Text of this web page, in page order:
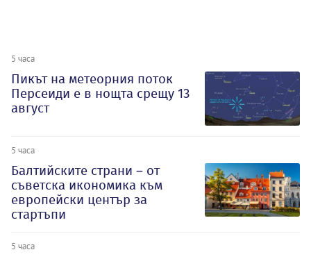
5 часа
Пикът на метеорния поток
Персеиди е в нощта срещу 13
август
5 часа
Балтийските страни – от
съветска икономика към
европейски център за
стартъпи
5 часа